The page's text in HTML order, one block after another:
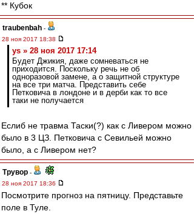
** Кубок
traubenbah -
28 ноя 2017 18:38
ys » 28 ноя 2017 17:14
Будет Джикия, даже сомневаться не
приходится. Поскольку речь не об
одноразовой замене, а о защитной структуре
на все три матча. Представить себе
Петковича в лондоне и в дерби как то все
таки не получается
Еслиб не травма Таски(?) как с Ливером можно
было в 3 ЦЗ. Петковича с Севильей можно
было, а с Ливером нет?
Трувор -
28 ноя 2017 18:36
Посмотрите прогноз на пятницу. Представьте
поле в Туле.